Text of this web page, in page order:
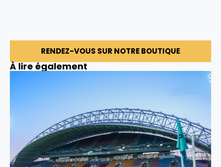
RENDEZ-VOUS SUR NOTRE BOUTIQUE
À lire également